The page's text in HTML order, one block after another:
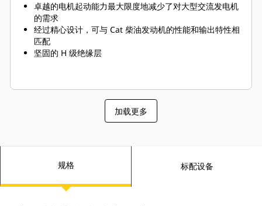
卓越的电机起动能力最大限度地减少了对大型交流发电机
的需求
经过精心设计，可与 Cat 柴油发动机的性能和输出特性相
匹配
坚固的 H 级绝缘层
加载更多
规格 标配设备